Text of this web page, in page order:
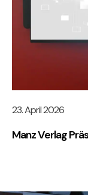
23. April 2026
Manz Verlag